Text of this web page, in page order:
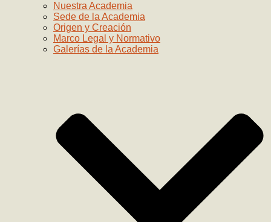
Nuestra Academia
Sede de la Academia
Origen y Creación
Marco Legal y Normativo
Galerías de la Academia